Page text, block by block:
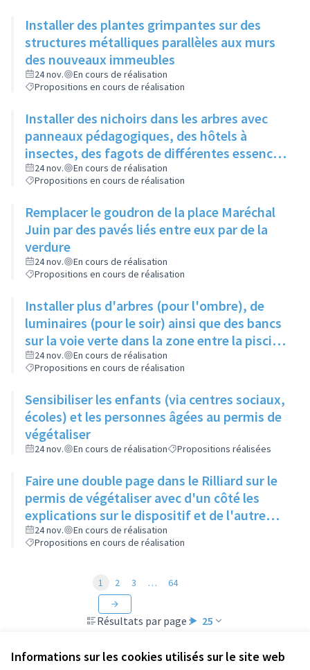
Informations sur les cookies utilisés sur le site web
Installer des plantes grimpantes sur des
structures métalliques parallèles aux murs
des nouveaux immeubles
24 nov.
En cours de réalisation
Propositions en cours de réalisation
Installer des nichoirs dans les arbres avec
panneaux pédagogiques, des hôtels à
insectes, des fagots de différentes essences
pour stimuler la biodiversité sur la place du
Château à la Roue
24 nov.
En cours de réalisation
Propositions en cours de réalisation
Remplacer le goudron de la place Maréchal
Juin par des pavés liés entre eux par de la
verdure
24 nov.
En cours de réalisation
Propositions en cours de réalisation
Installer plus d'arbres (pour l'ombre), de
luminaires (pour le soir) ainsi que des bancs
sur la voie verte dans la zone entre la piscine
et la rue de l'Industrie
24 nov.
En cours de réalisation
Propositions en cours de réalisation
Sensibiliser les enfants (via centres sociaux,
écoles) et les personnes âgées au permis de
végétaliser
24 nov. En cours de réalisation Propositions réalisées
Faire une double page dans le Rilliard sur le
permis de végétaliser avec d'un côté les
explications sur le dispositif et de l'autre
côté des exemples concrets de lieux à
investir
24 nov.
En cours de réalisation
Propositions en cours de réalisation
Résultats par page : 25
1 2 3 … 64